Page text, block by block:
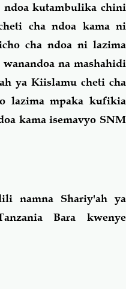
kutambulika chini
cha ndoa kama ni
cha ndoa ni lazima
na mashahidi
ya Kiislamu cheti cha
lazima mpaka kufikia
kama isemavyo SNM
namna Shariy'ah ya
Bara kwenye